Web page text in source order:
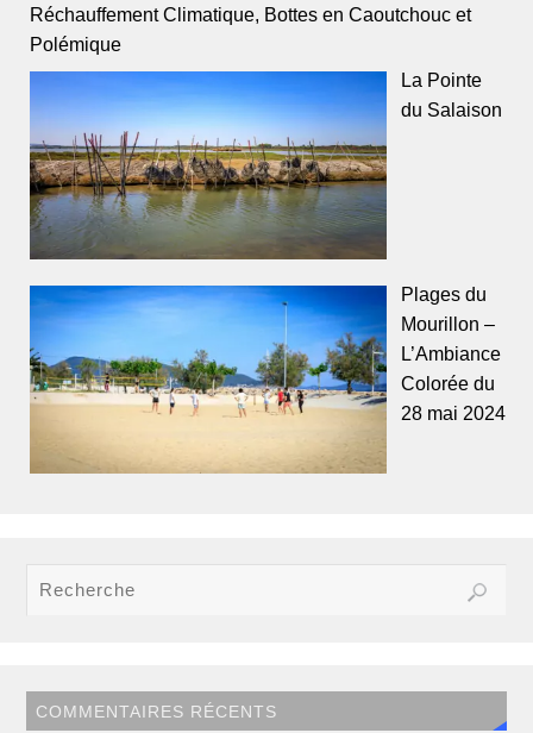
Réchauffement Climatique, Bottes en Caoutchouc et
Polémique
La Pointe
du Salaison
Plages du
Mourillon –
L’Ambiance
Colorée du
28 mai 2024
COMMENTAIRES RÉCENTS